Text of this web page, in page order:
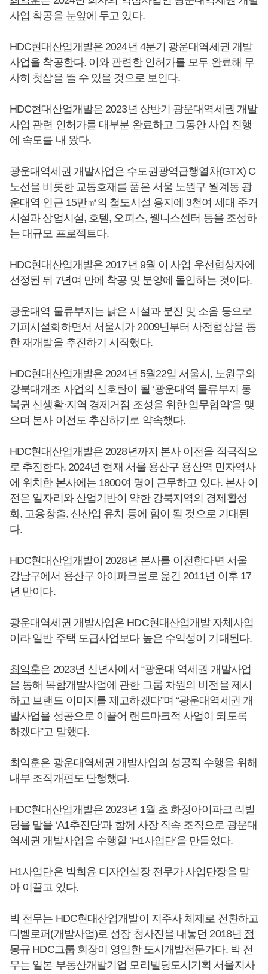
사업 착공을 눈앞에 두고 있다.
HDC현대산업개발은 2024년 4분기 광운대역세권 개발
사업을 착공한다. 이와 관련한 인허가를 모두 완료해 무
사히 첫삽을 뜰 수 있을 것으로 보인다.
HDC현대산업개발은 2023년 상반기 광운대역세권 개발
사업 관련 인허가를 대부분 완료하고 그동안 사업 진행
에 속도를 내 왔다.
광운대역세권 개발사업은 수도권광역급행열차(GTX) C
노선을 비롯한 교통호재를 품은 서울 노원구 월계동 광
운대역 인근 15만㎡의 철도시설 용지에 3천여 세대 주거
시설과 상업시설, 호텔, 오피스, 웰니스센터 등을 조성하
는 대규모 프로젝트다.
HDC현대산업개발은 2017년 9월 이 사업 우선협상자에
선정된 뒤 7년여 만에 착공 및 분양에 돌입하는 것이다.
광운대역 물류부지는 낡은 시설과 분진 및 소음 등으로
기피시설화하면서 서울시가 2009년부터 사전협상을 통
한 재개발을 추진하기 시작했다.
HDC현대산업개발은 2024년 5월22일 서울시, 노원구와
강북대개조 사업의 신호탄이 될 ‘광운대역 물류부지 동
북권 신생활·지역 경제거점 조성을 위한 업무협약’을 맺
으며 본사 이전도 추진하기로 약속했다.
HDC현대산업개발은 2028년까지 본사 이전을 적극적으
로 추진한다. 2024년 현재 서울 용산구 용산역 민자역사
에 위치한 본사에는 1800여 명이 근무하고 있다. 본사 이
전은 일자리와 산업기반이 약한 강북지역의 경제활성
화, 고용창출, 신산업 유치 등에 힘이 될 것으로 기대된
다.
HDC현대산업개발이 2028년 본사를 이전한다면 서울
강남구에서 용산구 아이파크몰로 옮긴 2011년 이후 17
년 만이다.
광운대역세권 개발사업은 HDC현대산업개발 자체사업
이라 일반 주택 도급사업보다 높은 수익성이 기대된다.
최익훈은 2023년 신년사에서 “광운대 역세권 개발사업
을 통해 복합개발사업에 관한 그룹 차원의 비전을 제시
하고 브랜드 이미지를 제고하겠다”며 “광운대역세권 개
발사업을 성공으로 이끌어 랜드마크적 사업이 되도록
하겠다”고 말했다.
최익훈은 광운대역세권 개발사업의 성공적 수행을 위해
내부 조직개편도 단행했다.
HDC현대산업개발은 2023년 1월 초 화정아이파크 리빌
딩을 맡을 ‘A1추진단’과 함께 사장 직속 조직으로 광운대
역세권 개발사업을 수행할 ‘H1사업단’을 만들었다.
H1사업단은 박희윤 디자인실장 전무가 사업단장을 맡
아 이끌고 있다.
박 전무는 HDC현대산업개발이 지주사 체제로 전환하고
디벨로퍼(개발사업)로 성장 청사진을 내놓던 2018년 정
몽규 HDC그룹 회장이 영입한 도시개발전문가다. 박 전
무는 일본 부동산개발기업 모리빌딩도시기획 서울지사